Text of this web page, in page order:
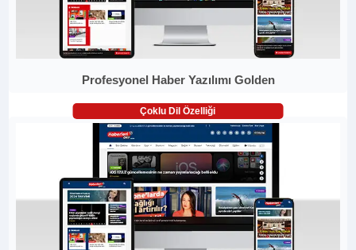
Profesyonel Haber Yazılımı Golden
Çoklu Dil Özelliği